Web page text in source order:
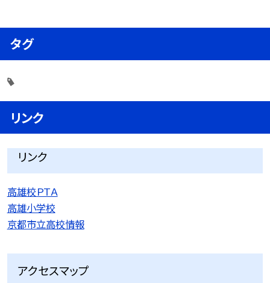
タグ
リンク
リンク
高雄校ＰＴＡ
高雄小学校
京都市立高校情報
アクセスマップ